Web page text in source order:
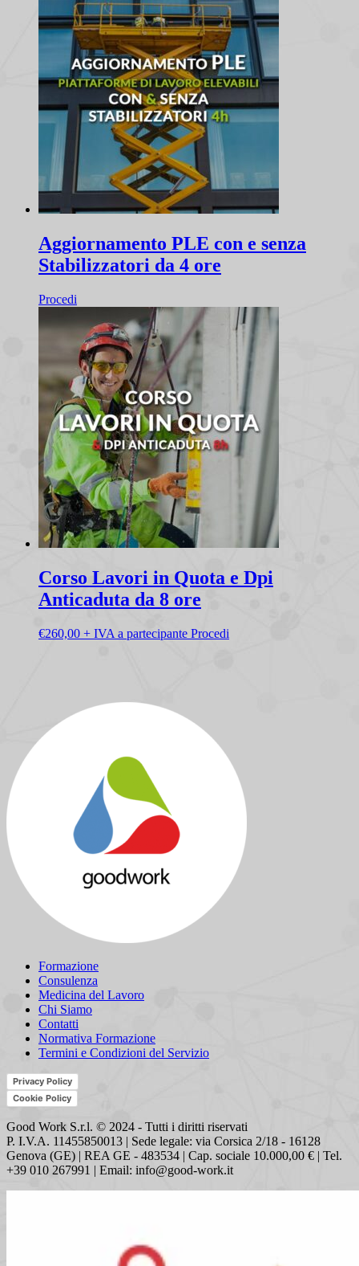
Aggiornamento PLE con e senza
Stabilizzatori da 4 ore
Procedi
Corso Lavori in Quota e Dpi
Anticaduta da 8 ore
€260,00 + IVA a partecipante Procedi
scelte
nella
pagina
Formazione
Consulenza
Medicina del Lavoro
Chi Siamo
Contatti
Normativa Formazione
Termini e Condizioni del Servizio
Privacy Policy
Cookie Policy
Good Work S.r.l. © 2024 - Tutti i diritti riservati
P. I.V.A. 11455850013 | Sede legale: via Corsica 2/18 - 16128
Genova (GE) | REA GE - 483534 | Cap. sociale 10.000,00 € | Tel.
+39 010 267991 | Email: info@good-work.it